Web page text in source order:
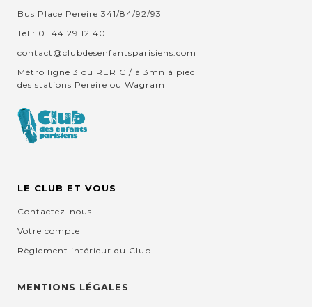
Bus Place Pereire 341/84/92/93
Tel : 01 44 29 12 40
contact@clubdesenfantsparisiens.com
Métro ligne 3 ou RER C / à 3mn à pied
des stations Pereire ou Wagram
LE CLUB ET VOUS
Contactez-nous
Votre compte
Règlement intérieur du Club
MENTIONS LÉGALES